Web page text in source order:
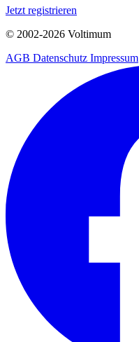
Jetzt registrieren
© 2002-2026 Voltimum
AGB Datenschutz Impressum